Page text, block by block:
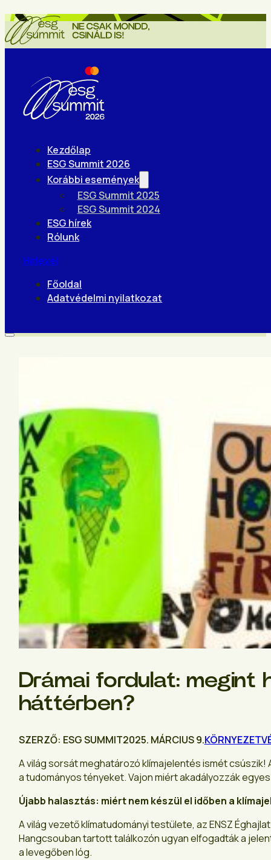
Kezdőlap
ESG Summit 2026
Korábbi események
ESG Summit 2025
ESG Summit 2024
ESG hírek
Rólunk
Hírlevél
Főoldal
Adatvédelmi nyilatkozat
Drámai fordulat: megint
háttérben?
SZERZŐ: ESG SUMMIT2025. MÁRCIUS 9.
A világ sorsát meghatározó klímajelentés ismét csúszik!
a tudományos tényeket. Vajon miért akadályozzák
Újabb halasztás: miért nem készül el időben a
A világ vezető klímatudományi testülete, az ENSZ
Hangcsouban tartott találkozón ugyan elfogadták a
a levegőben lóg.